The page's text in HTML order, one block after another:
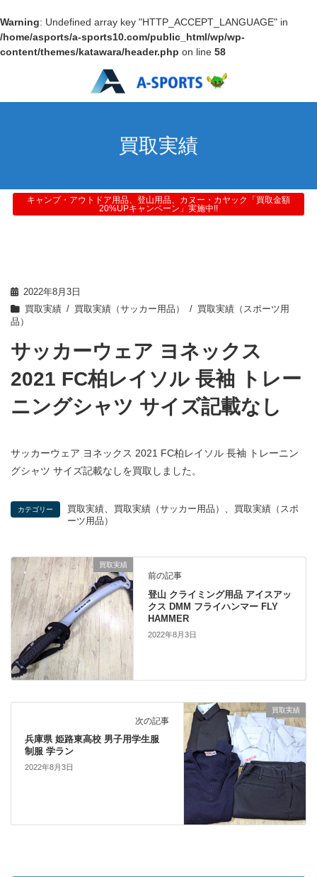
Warning: Undefined array key "HTTP_ACCEPT_LANGUAGE" in
/home/asports/a-sports10.com/public_html/wp/wp-
content/themes/katawara/header.php on line 58
買取実績
キャンプ・アウトドア用品、登山用品、カヌー・カヤック「買取金額
20%UPキャンペーン」実施中!!
2022年8月3日
買取実績
買取実績（サッカー用品）
買取実績（スポーツ用
品）
サッカーウェア ヨネックス
2021 FC柏レイソル 長袖 トレー
ニングシャツ サイズ記載なし
サッカーウェア ヨネックス 2021 FC柏レイソル 長袖 トレーニン
グシャツ サイズ記載なしを買取しました。
カテゴリー 買取実績、 買取実績（サッカー用品） 、
買取実績（スポ
ーツ用品）
買取実績
前の記事
登山 クライミング用品 アイスアッ
クス DMM フライハンマー FLY
HAMMER
2022年8月3日
買取実績
次の記事
兵庫県 姫路東高校 男子用学生服
制服 学ラン
2022年8月3日